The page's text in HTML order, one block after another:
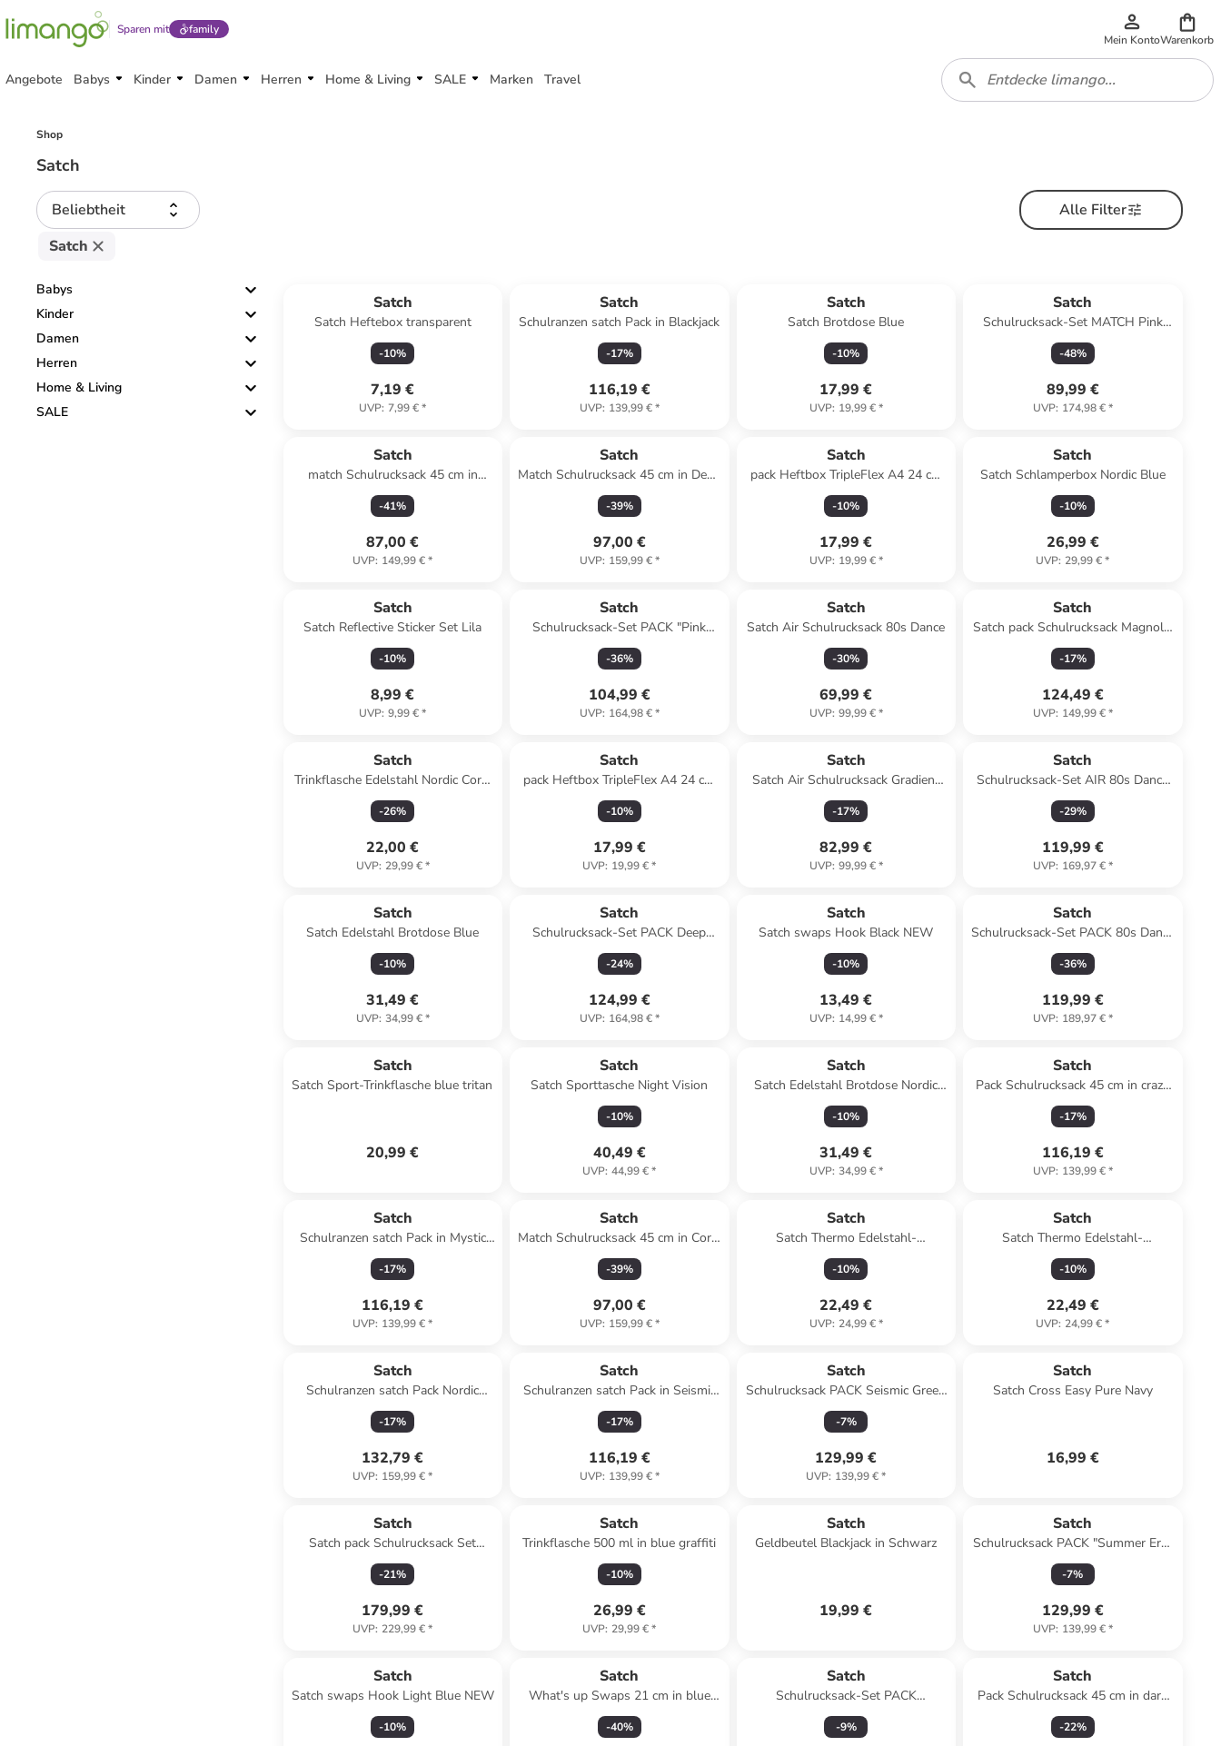
Sparen mit family
Mein KontoWarenkorb
Angebote Babys Kinder Damen Herren Home & Living SALE Marken Travel
Shop
Satch
Beliebtheit
Alle Filter
Satch
Babys
Kinder
Damen
Herren
Home & Living
SALE
Satch
Satch Heftebox transparent
-10%
7,19 €
UVP: 7,99 €*
Satch
Schulranzen satch Pack in Blackjack
-17%
116,19 €
UVP: 139,99 €*
Satch
Satch Brotdose Blue
-10%
17,99 €
UVP: 19,99 €*
Satch
Schulrucksack-Set MATCH Pink
Phantom 2-teilig in Blau
-48%
89,99 €
UVP: 174,98 €*
Satch
match Schulrucksack 45 cm in
petrol pink
-41%
87,00 €
UVP: 149,99 €*
Satch
Match Schulrucksack 45 cm in Deep
Petrol
-39%
97,00 €
UVP: 159,99 €*
Satch
pack Heftbox TripleFlex A4 24 cm
in rosa
-10%
17,99 €
UVP: 19,99 €*
Satch
Satch Schlamperbox Nordic Blue
-10%
26,99 €
UVP: 29,99 €*
Satch
Satch Reflective Sticker Set Lila
-10%
8,99 €
UVP: 9,99 €*
Satch
Schulrucksack-Set PACK "Pink
Phantom" 2-teilig in Blau/Pink
-36%
104,99 €
UVP: 164,98 €*
Satch
Satch Air Schulrucksack 80s Dance
-30%
69,99 €
UVP: 99,99 €*
Satch
Satch pack Schulrucksack Magnolia
Dream
-17%
124,49 €
UVP: 149,99 €*
Satch
Trinkflasche Edelstahl Nordic Coral
in orange
-26%
22,00 €
UVP: 29,99 €*
Satch
pack Heftbox TripleFlex A4 24 cm
in rose
-10%
17,99 €
UVP: 19,99 €*
Satch
Satch Air Schulrucksack Gradient
Mint
-17%
82,99 €
UVP: 99,99 €*
Satch
Schulrucksack-Set AIR 80s Dance
3-teilig in Lila
-29%
119,99 €
UVP: 169,97 €*
Satch
Satch Edelstahl Brotdose Blue
-10%
31,49 €
UVP: 34,99 €*
Satch
Schulrucksack-Set PACK Deep
Petrol 2-teilig in Blau
-24%
124,99 €
UVP: 164,98 €*
Satch
Satch swaps Hook Black NEW
-10%
13,49 €
UVP: 14,99 €*
Satch
Schulrucksack-Set PACK 80s Dance
3-teilig in Lila
-36%
119,99 €
UVP: 189,97 €*
Satch
Satch Sport-Trinkflasche blue tritan
20,99 €
Satch
Satch Sporttasche Night Vision
-10%
40,49 €
UVP: 44,99 €*
Satch
Satch Edelstahl Brotdose Nordic
Light Blue
-10%
31,49 €
UVP: 34,99 €*
Satch
Pack Schulrucksack 45 cm in crazy
twist
-17%
116,19 €
UVP: 139,99 €*
Satch
Schulranzen satch Pack in Mystic
Nights
-17%
116,19 €
UVP: 139,99 €*
Satch
Match Schulrucksack 45 cm in Coral
Reef
-39%
97,00 €
UVP: 159,99 €*
Satch
Satch Thermo Edelstahl-
Trinkflasche rose steel
-10%
22,49 €
UVP: 24,99 €*
Satch
Satch Thermo Edelstahl-
Trinkflasche olive steel
-10%
22,49 €
UVP: 24,99 €*
Satch
Schulranzen satch Pack Nordic
Edition in Nordic Forest Green
-17%
132,79 €
UVP: 159,99 €*
Satch
Schulranzen satch Pack in Seismic
Pink
-17%
116,19 €
UVP: 139,99 €*
Satch
Schulrucksack PACK Seismic Green
in Grün/Schwarz
-7%
129,99 €
UVP: 139,99 €*
Satch
Satch Cross Easy Pure Navy
16,99 €
Satch
Satch pack Schulrucksack Set
Denim Blue
-21%
179,99 €
UVP: 229,99 €*
Satch
Trinkflasche 500 ml in blue graffiti
-10%
26,99 €
UVP: 29,99 €*
Satch
Geldbeutel Blackjack in Schwarz
19,99 €
Satch
Schulrucksack PACK "Summer Era"
in Blau
-7%
129,99 €
UVP: 139,99 €*
Satch
Satch swaps Hook Light Blue NEW
-10%
Satch
What's up Swaps 21 cm in blue
rose purple
-40%
Satch
Schulrucksack-Set PACK
Troublemaker 3-teilig in Blau
-9%
Satch
Pack Schulrucksack 45 cm in dark
skate
-22%